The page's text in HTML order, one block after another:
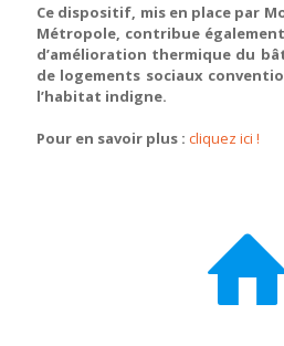
Ce dispositif, mis en place par
Métropole, contribue
d’amélioration thermique du
de logements sociaux
l’habitat indigne.
Pour en savoir plus : cliquez ici !